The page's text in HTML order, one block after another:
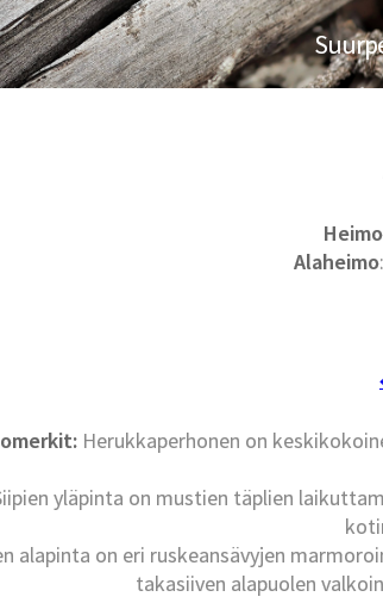
Heimo
Alaheimo
Herukkaperhonen on
yläpinta on mustien täplien
alapinta on eri ruskeansävyjen
takasiiven alapuolen